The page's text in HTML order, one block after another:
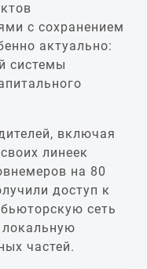
с сохранением
актуально:
системы
включая
линеек
на 80
доступ к
сеть
частей.